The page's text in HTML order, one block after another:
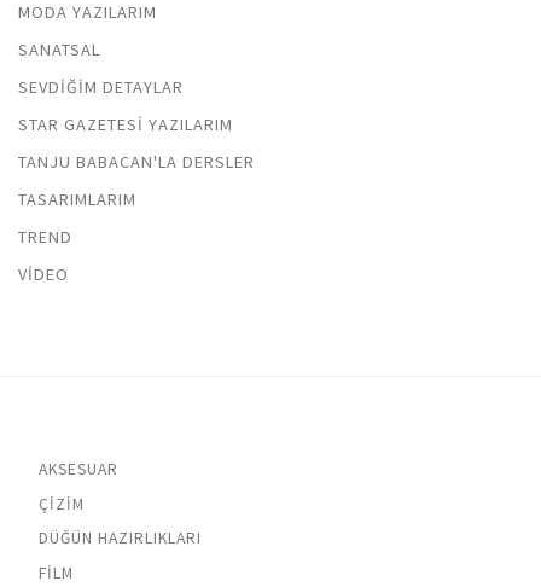
MODA YAZILARIM
SANATSAL
SEVDIĞIM DETAYLAR
STAR GAZETESI YAZILARIM
TANJU BABACAN'LA DERSLER
TASARIMLARIM
TREND
VIDEO
AKSESUAR
ÇIZIM
DÜĞÜN HAZIRLIKLARI
FILM